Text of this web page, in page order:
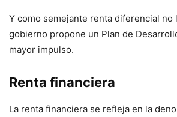
Y como semejante renta diferencial no
gobierno propone un Plan de
mayor impulso.
Renta financiera
La renta financiera se refleja en la